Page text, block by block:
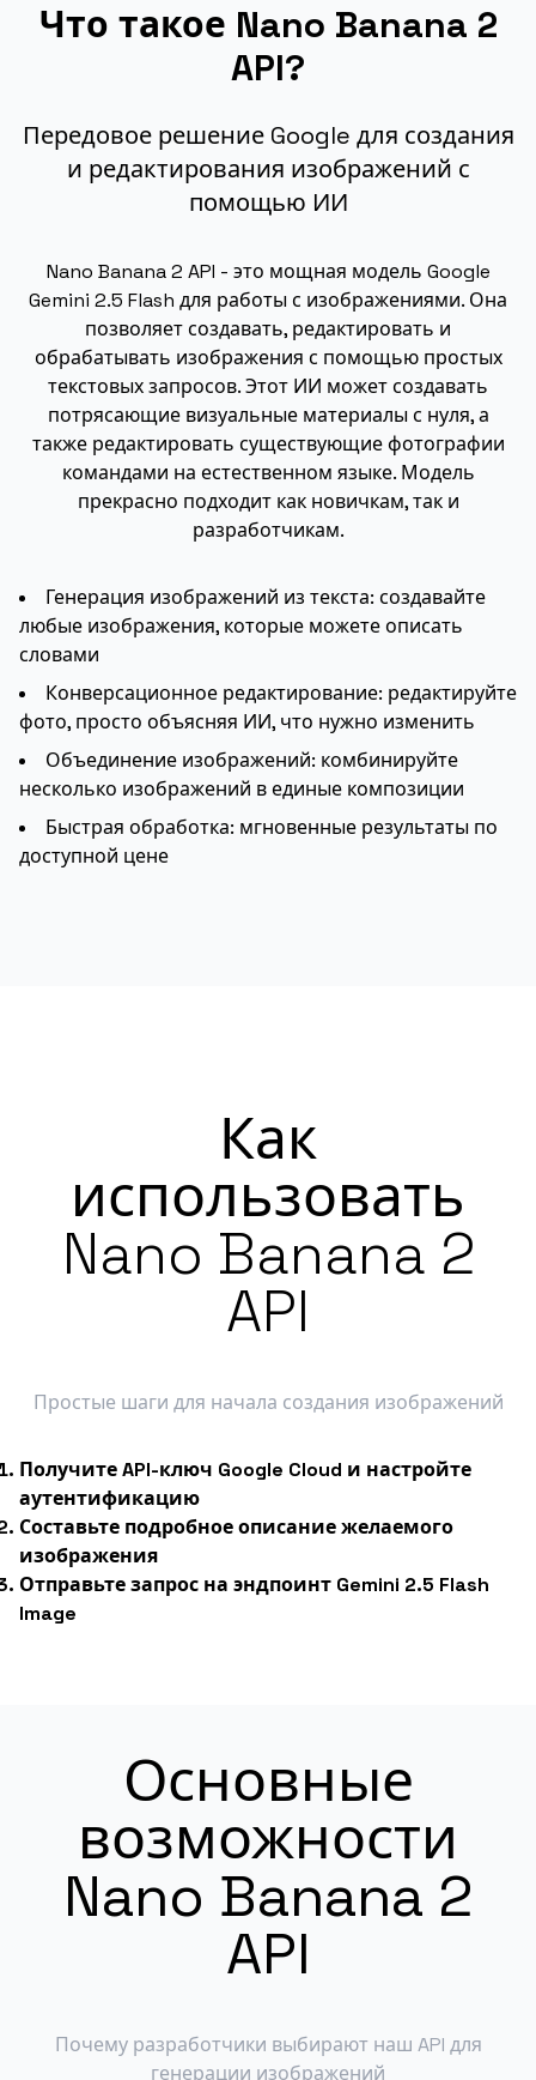
Что такое Nano Banana 2
API?
Передовое решение Google для создания
и редактирования изображений с
помощью ИИ
Nano Banana 2 API - это мощная модель Google
Gemini 2.5 Flash для работы с изображениями. Она
позволяет создавать, редактировать и
обрабатывать изображения с помощью простых
текстовых запросов. Этот ИИ может создавать
потрясающие визуальные материалы с нуля, а
также редактировать существующие фотографии
командами на естественном языке. Модель
прекрасно подходит как новичкам, так и
разработчикам.
Генерация изображений из текста: создавайте
любые изображения, которые можете описать
словами
Конверсационное редактирование: редактируйте
фото, просто объясняя ИИ, что нужно изменить
Объединение изображений: комбинируйте
несколько изображений в единые композиции
Быстрая обработка: мгновенные результаты по
доступной цене
Как
использовать
Nano Banana 2
API
Простые шаги для начала создания изображений
Получите API-ключ Google Cloud и настройте
аутентификацию
Составьте подробное описание желаемого
изображения
Отправьте запрос на эндпоинт Gemini 2.5 Flash
Image
Основные
возможности
Nano Banana 2
API
Почему разработчики выбирают наш API для
генерации изображений